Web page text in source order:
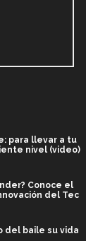
para llevar a tu
nivel (video)
Conoce el
del Tec
del baile su vida